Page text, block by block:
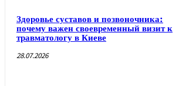
Здоровье суставов и позвоночника:
почему важен своевременный визит к
травматологу в Киеве
28.07.2026